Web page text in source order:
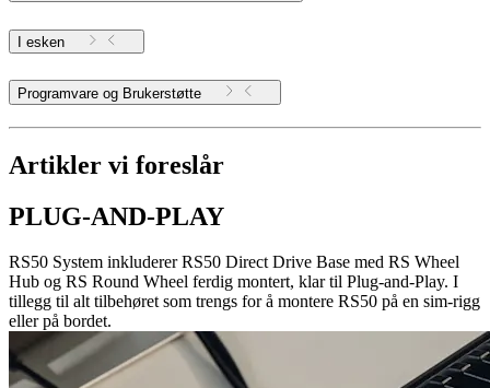
I esken
Programvare og Brukerstøtte
Artikler vi foreslår
PLUG-AND-PLAY
RS50 System inkluderer RS50 Direct Drive Base med RS Wheel
Hub og RS Round Wheel ferdig montert, klar til Plug-and-Play. I
tillegg til alt tilbehøret som trengs for å montere RS50 på en sim-rigg
eller på bordet.